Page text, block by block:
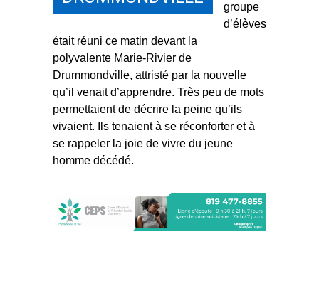
groupe
d’élèves
était réuni ce matin devant la
polyvalente Marie-Rivier de
Drummondville, attristé par la nouvelle
qu’il venait d’apprendre. Très peu de mots
permettaient de décrire la peine qu’ils
vivaient. Ils tenaient à se réconforter et à
se rappeler la joie de vivre du jeune
homme décédé.